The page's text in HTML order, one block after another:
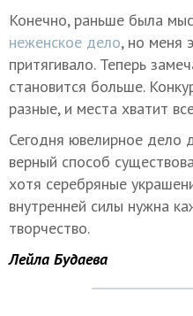
Конечно, раньше была
неженское дело, но меня
притягивало. Теперь
становится больше.
разные, и места хватит
Сегодня ювелирное дело
верный способ
хотя серебряные
внутренней силы нужна
творчество.
Лейла Будаева